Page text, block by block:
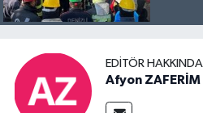
EDITÖR HAKKINDA
Afyon ZAFERİM